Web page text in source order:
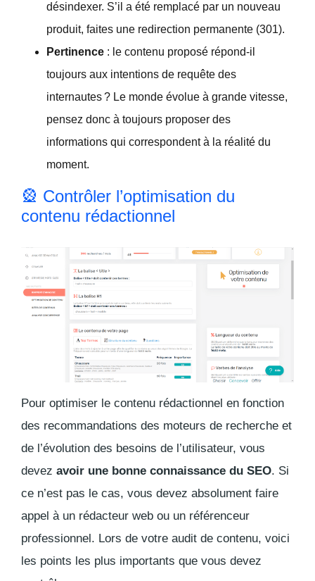
désindexer. S’il a été remplacé par un nouveau
produit, faites une redirection permanente (301).
Pertinence : le contenu proposé répond-il
toujours aux intentions de requête des
internautes ? Le monde évolue à grande vitesse,
pensez donc à toujours proposer des
informations qui correspondent à la réalité du
moment.
🎡 Contrôler l’optimisation du
contenu rédactionnel
Pour optimiser le contenu rédactionnel en fonction
des recommandations des moteurs de recherche et
de l’évolution des besoins de l’utilisateur, vous
devez avoir une bonne connaissance du SEO. Si
ce n’est pas le cas, vous devez absolument faire
appel à un rédacteur web ou un référenceur
professionnel. Lors de votre audit de contenu, voici
les points les plus importants que vous devez